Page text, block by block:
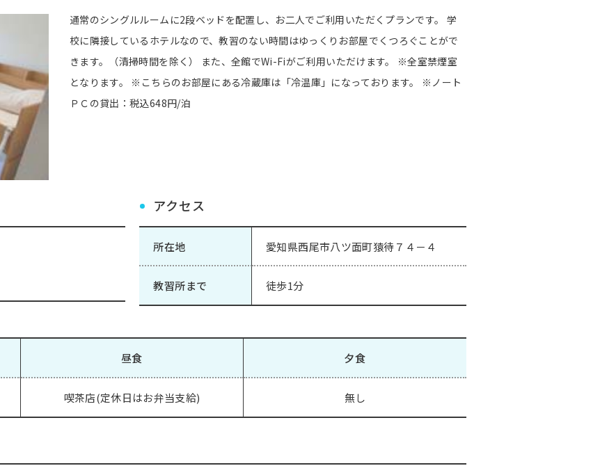
通常のシングルルームに2段ベッドを配置し、お二人でご利用いただくプランです。 学
校に隣接しているホテルなので、教習のない時間はゆっくりお部屋でくつろぐことがで
きます。（清掃時間を除く） また、全館でWi-Fiがご利用いただけます。 ※全室禁煙室
となります。 ※こちらのお部屋にある冷蔵庫は「冷温庫」になっております。 ※ノート
ＰＣの貸出：税込648円/泊
アクセス
所在地 愛知県西尾市八ツ面町猿待７４－４
教習所まで 徒歩1分
昼食
喫茶店(定休日はお弁当支給)
夕食
無し